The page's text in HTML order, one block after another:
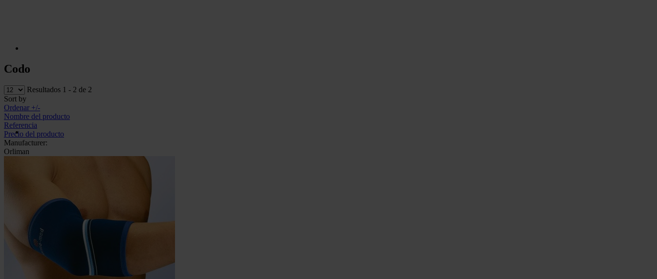
Codo
Resultados 1 - 2 de 2
Sort by
Ordenar +/-
Nombre del producto
Referencia
Precio del producto
Manufacturer:
Orliman